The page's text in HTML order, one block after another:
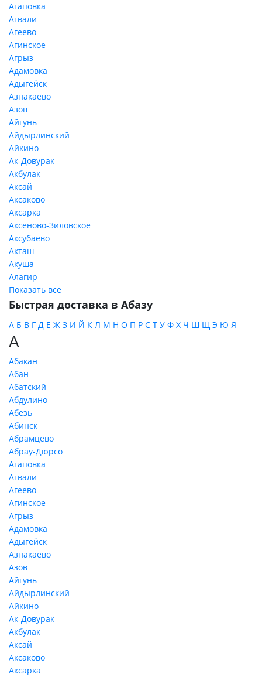
Агаповка
Агвали
Агеево
Агинское
Агрыз
Адамовка
Адыгейск
Азнакаево
Азов
Айгунь
Айдырлинский
Айкино
Ак-Довурак
Акбулак
Аксай
Аксаково
Аксарка
Аксеново-Зиловское
Аксубаево
Акташ
Акуша
Алагир
Показать все
Быстрая доставка в Абазу
А Б В Г Д Е Ж З И Й К Л М Н О П Р С Т У Ф Х Ч Ш Щ Э Ю Я
А
Абакан
Абан
Абатский
Абдулино
Абезь
Абинск
Абрамцево
Абрау-Дюрсо
Агаповка
Агвали
Агеево
Агинское
Агрыз
Адамовка
Адыгейск
Азнакаево
Азов
Айгунь
Айдырлинский
Айкино
Ак-Довурак
Акбулак
Аксай
Аксаково
Аксарка